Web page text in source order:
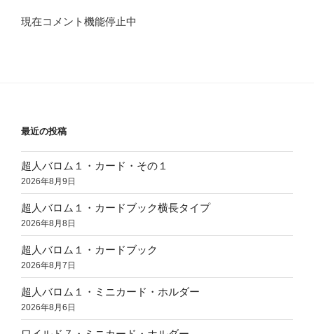
現在コメント機能停止中
最近の投稿
超人バロム１・カード・その１
2026年8月9日
超人バロム１・カードブック横長タイプ
2026年8月8日
超人バロム１・カードブック
2026年8月7日
超人バロム１・ミニカード・ホルダー
2026年8月6日